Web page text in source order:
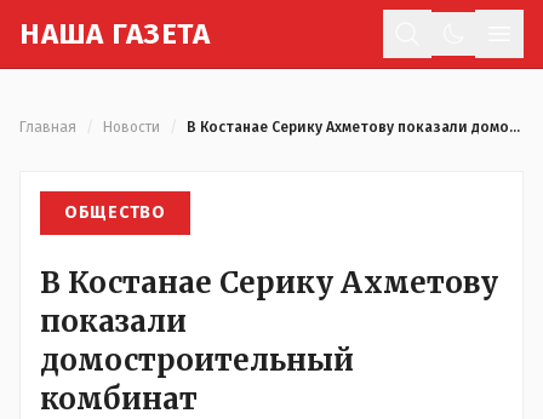
НАША ГАЗЕТА
Главная Новости В Костанае Серику Ахметову показали домостроительный комбинат
ОБЩЕСТВО
В Костанае Серику Ахметову
показали
домостроительный
комбинат